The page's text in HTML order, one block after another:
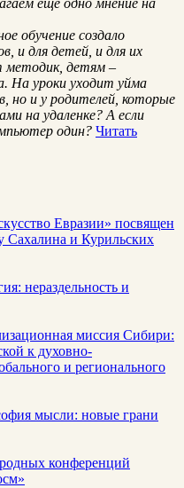
еще одно мнение на
обучение создало
и для детей, и для их
методик, детям –
На уроки уходит уйма
но и у родителей, которые
на удаленке? А если
один? Читать
Евразии» посвящен
Сахалина и Курильских
нераздельность и
миссия Сибири:
к духовно-
и регионального
мысли: новые грани
конференций